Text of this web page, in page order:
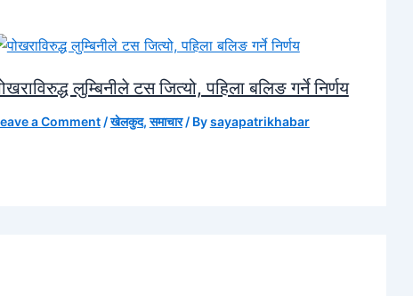
लुम्बिनीले टस जित्यो, पहिला बलिङ गर्ने निर्णय
a Comment /खेलकुद,समाचार/ Bysayapatrikhabar